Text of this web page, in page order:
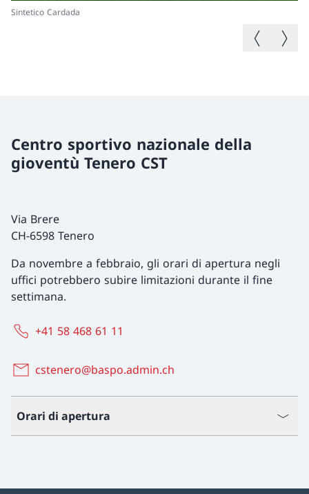
Sintetico Cardada
Immagine
Centro sportivo nazionale della
gioventù Tenero CST
Via Brere
CH-6598 Tenero
Da novembre a febbraio, gli orari di apertura negli
uffici potrebbero subire limitazioni durante il fine
settimana.
+41 58 468 61 11
cstenero@baspo.admin.ch
Orari di apertura